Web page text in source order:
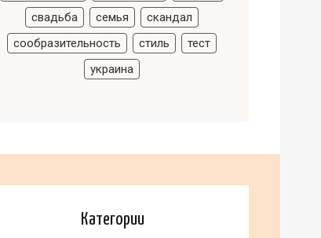
свадьба
семья
скандал
сообразительность
стиль
тест
украина
Категории